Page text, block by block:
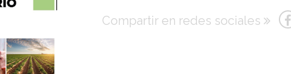
Compartir en redes sociales